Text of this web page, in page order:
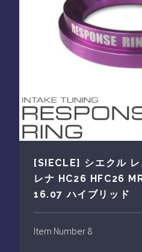
[SIECLE] シエクル
レナ HC26 HFC26
16.07 ハイブリッド
Item Number 8